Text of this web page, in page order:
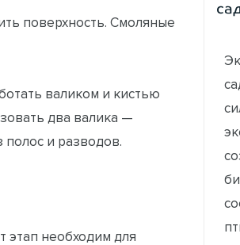
поверхность. Смоляные
валиком и кистью
два валика —
и разводов.
этап необходим для